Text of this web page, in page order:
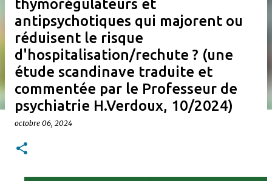
thymorégulateurs et
antipsychotiques qui majorent ou
réduisent le risque
d'hospitalisation/rechute ? (une
étude scandinave traduite et
commentée par le Professeur de
psychiatrie H.Verdoux, 10/2024)
octobre 06, 2024